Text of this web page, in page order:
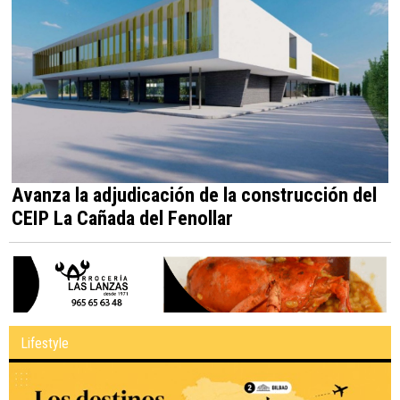
Avanza la adjudicación de la construcción del
CEIP La Cañada del Fenollar
Lifestyle